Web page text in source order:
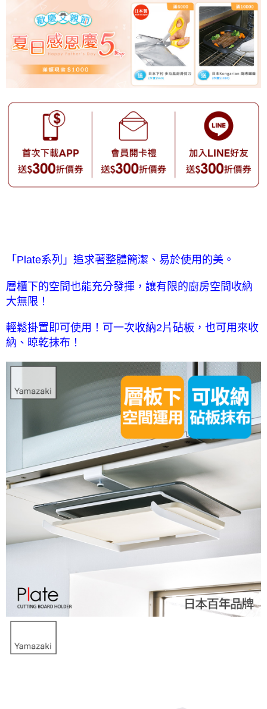
「Plate系列」追求著整體簡潔、易於使用的美。
層櫃下的空間也能充分發揮，讓有限的廚房空間收納
大無限！
輕鬆掛置即可使用！可一次收納2片砧板，也可用來收
納、晾乾抹布！